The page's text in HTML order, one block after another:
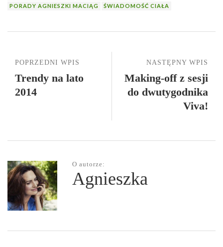
PORADY AGNIESZKI MACIĄG
ŚWIADOMOŚĆ CIAŁA
NASTĘPNY WPIS
Making-off z sesji
do dwutygodnika
Viva!
POPRZEDNI WPIS
Trendy na lato
2014
O autorze:
Agnieszka